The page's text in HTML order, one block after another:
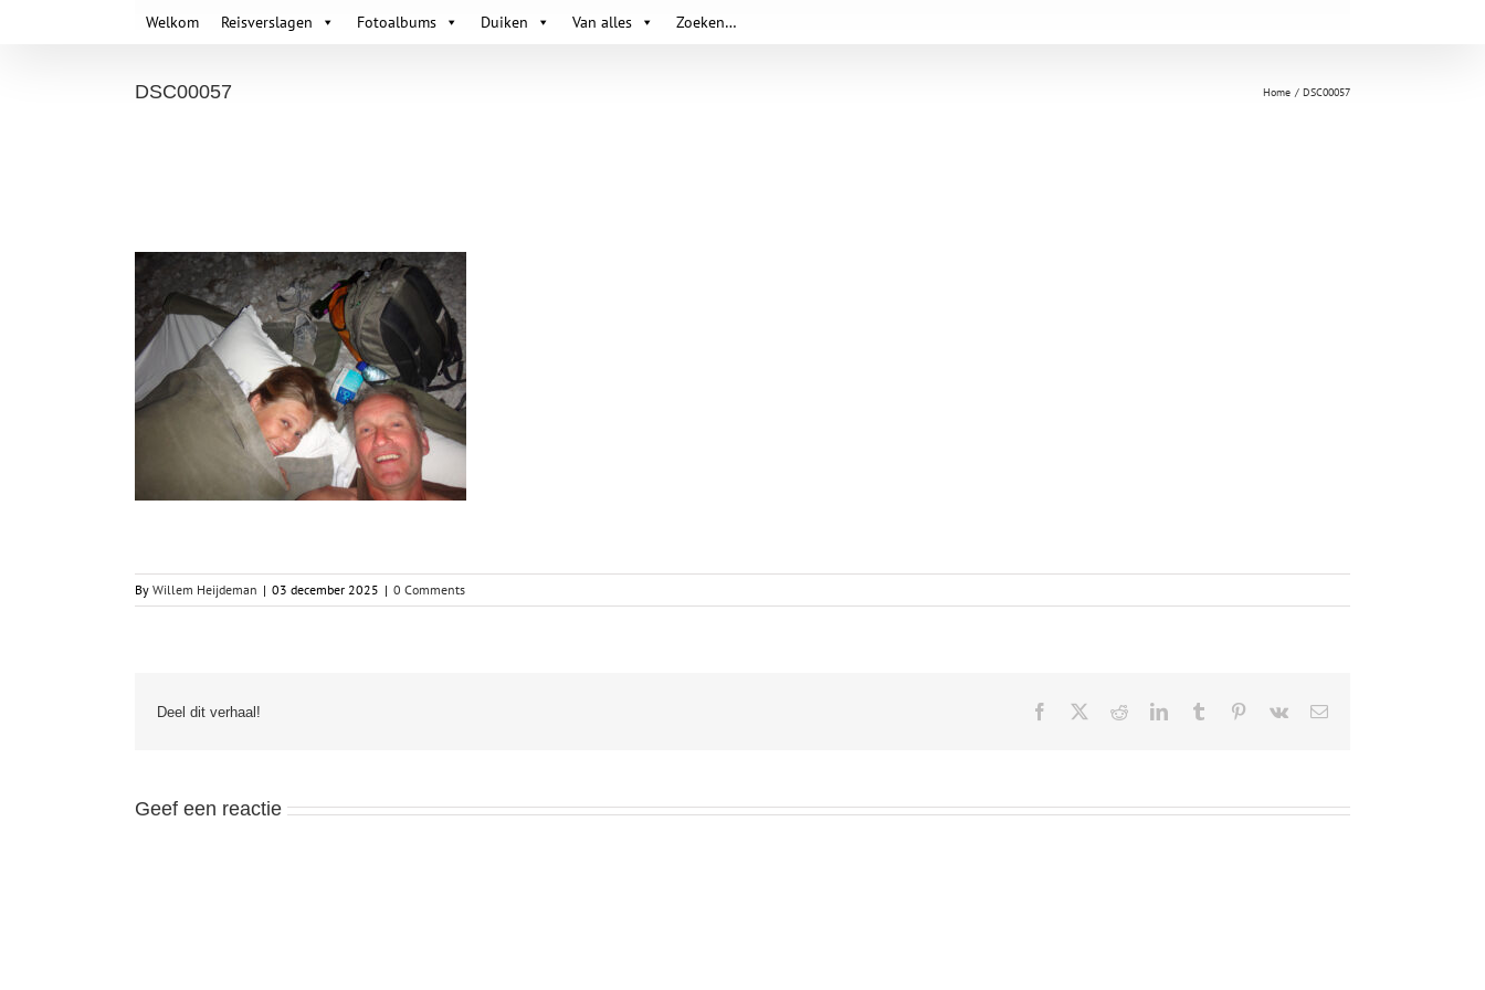
Welkom Reisverslagen Fotoalbums Duiken Van alles Zoeken…
DSC00057 Home DSC00057
By Willem Heijdeman | 03 december 2025 | 0 Comments
Deel dit verhaal! Facebook RedditLinkedInTumblr Pinterest
Vk Email
Geef een reactie